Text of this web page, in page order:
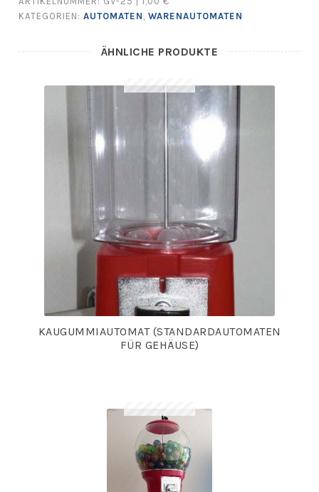
KATEGORIEN: AUTOMATEN WARENAUTOMATEN
ÄHNLICHE PRODUKTE
KAUGUMMIAUTOMAT (STANDARDAUTOMATEN
FÜR GEHÄUSE)